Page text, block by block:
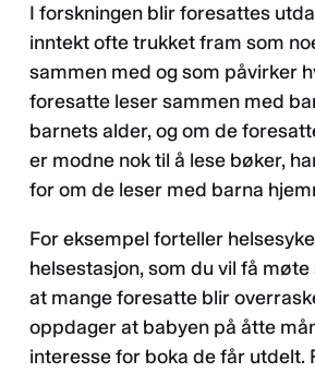
I forskningen blir foresattes
inntekt ofte trukket fram som
sammen med og som påvirker
foresatte leser sammen med
barnets alder, og om de
er modne nok til å lese bøker,
for om de leser med barna
For eksempel forteller
helsestasjon, som du vil få
at mange foresatte blir
oppdager at babyen på åtte
interesse for boka de får utdelt.